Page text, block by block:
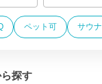
ペット可 サウナ
探す